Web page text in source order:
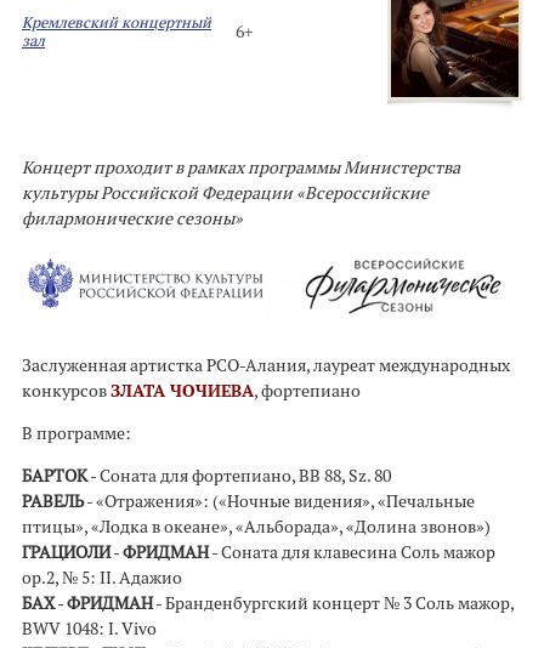
6+
Кремлевский концертный
зал
Концерт проходит в рамках программы Министерства
культуры Российской Федерации «Всероссийские
филармонические сезоны»
Заслуженная артистка РСО-Алания, лауреат международных
конкурсовЗЛАТА ЧОЧИЕВА, фортепиано
В программе:
БАРТОК- Соната для фортепиано, BB 88, Sz. 80
РАВЕЛЬ- «Отражения»: («Ночные видения», «Печальные
птицы», «Лодка в океане», «Альборада», «Долина звонов»)
ГРАЦИОЛИ-ФРИДМАН- Соната для клавесина Соль мажор
op.2, № 5: II. Адажио
БАХ-ФРИДМАН- Бранденбургский концерт № 3 Соль мажор,
BWV 1048: I. Vivo